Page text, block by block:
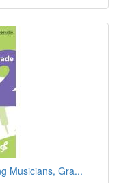
Musicians, Gra...